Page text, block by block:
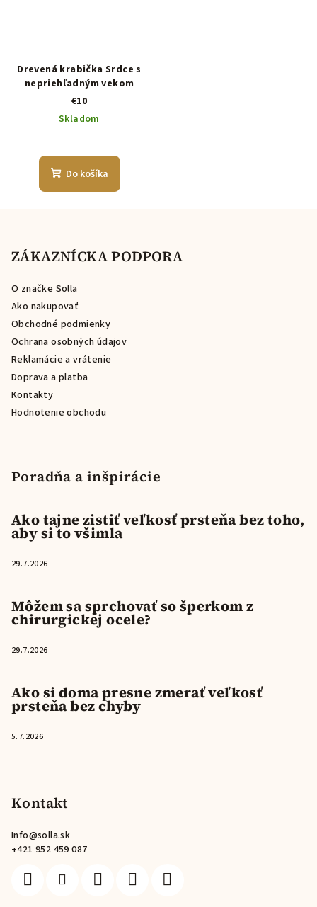
Drevená krabička Srdce s
nepriehľadným vekom
€10
Skladom
Do košíka
ZÁKAZNÍCKA PODPORA
O značke Solla
Ako nakupovať
Obchodné podmienky
Ochrana osobných údajov
Reklamácie a vrátenie
Doprava a platba
Kontakty
Hodnotenie obchodu
Poradňa a inšpirácie
Ako tajne zistiť veľkosť prsteňa bez toho,
aby si to všimla
29.7.2026
Môžem sa sprchovať so šperkom z
chirurgickej ocele?
29.7.2026
Ako si doma presne zmerať veľkosť
prsteňa bez chyby
5.7.2026
Kontakt
Info@solla.sk
+421 952 459 087